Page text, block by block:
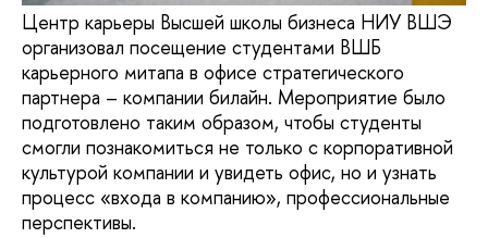
Центр карьеры Высшей школы бизнеса НИУ ВШЭ
организовал посещение студентами ВШБ
карьерного митапа в офисе стратегического
партнера – компании билайн. Мероприятие было
подготовлено таким образом, чтобы студенты
смогли познакомиться не только с корпоративной
культурой компании и увидеть офис, но и узнать
процесс «входа в компанию», профессиональные
перспективы.